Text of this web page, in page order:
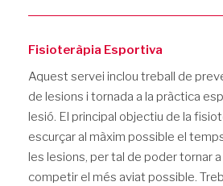
Fisioteràpia Esportiva
Aquest servei inclou treball de
de lesions i tornada a la pràctica
lesió. El principal objectiu de la
escurçar al màxim possible el
les lesions, per tal de poder tornar
competir el més aviat possible.